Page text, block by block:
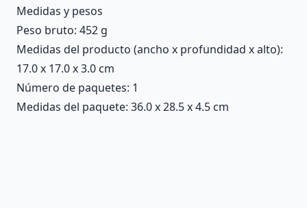
Medidas y pesos
Peso bruto: 452 g
Medidas del producto (ancho x profundidad x alto):
17.0 x 17.0 x 3.0 cm
Número de paquetes: 1
Medidas del paquete: 36.0 x 28.5 x 4.5 cm